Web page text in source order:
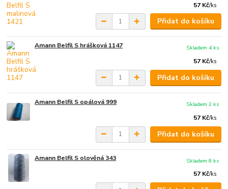
57 Kč/ks
Přidat do košíku
Amann Belfil S hrášková 1147
57 Kč/ks
Skladem 4 ks
Přidat do košíku
Amann Belfil S opálová 999
57 Kč/ks
Skladem 2 ks
Přidat do košíku
Amann Belfil S olověná 343
57 Kč/ks
Skladem 8 ks